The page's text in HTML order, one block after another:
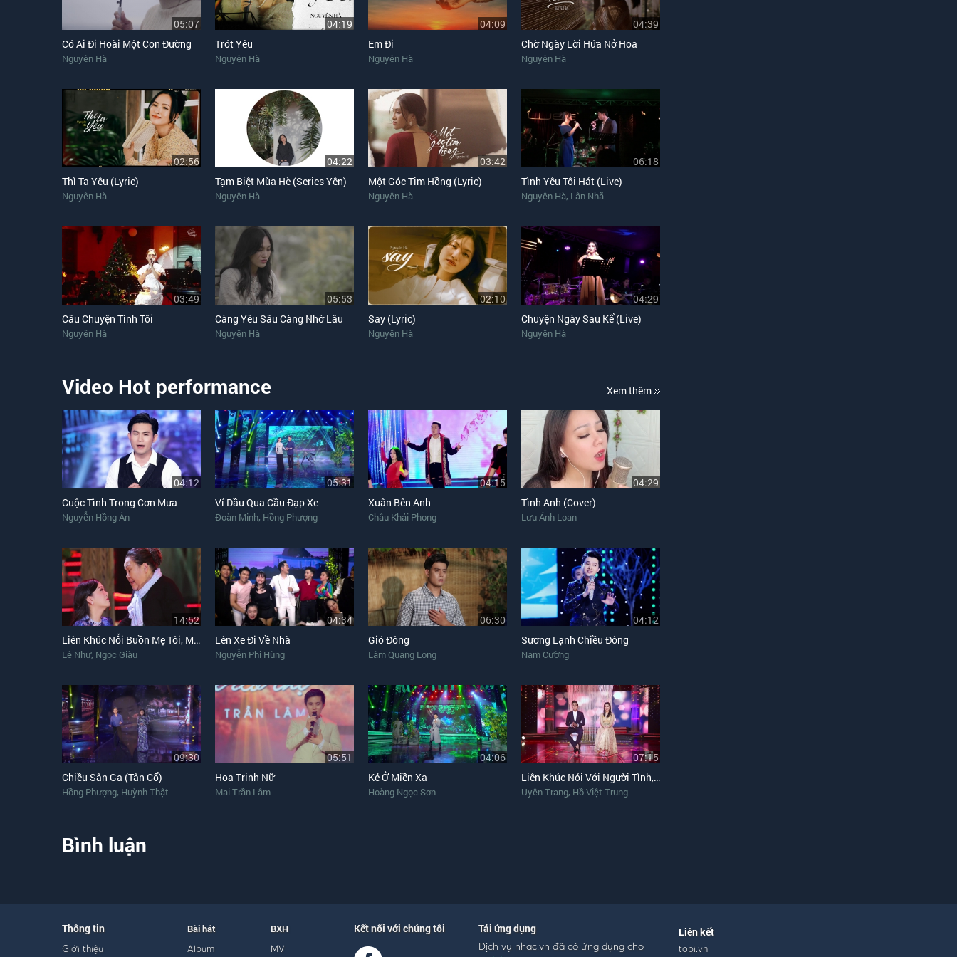
05:07
Có Ai Đi Hoài Một Con Đường
Nguyên Hà
04:19
Trót Yêu
Nguyên Hà
04:09
Em Đi
Nguyên Hà
04:39
Chờ Ngày Lời Hứa Nở Hoa
Nguyên Hà
02:56
Thì Ta Yêu (Lyric)
Nguyên Hà
04:22
Tạm Biệt Mùa Hè (Series Yên)
Nguyên Hà
03:42
Một Góc Tim Hồng (Lyric)
Nguyên Hà
06:18
Tình Yêu Tôi Hát (Live)
Nguyên Hà, Lân Nhã
03:49
Câu Chuyện Tình Tôi
Nguyên Hà
05:53
Càng Yêu Sâu Càng Nhớ Lâu
Nguyên Hà
02:10
Say (Lyric)
Nguyên Hà
04:29
Chuyện Ngày Sau Kể (Live)
Nguyên Hà
Video Hot performance Xem thêm
04:12
Cuộc Tình Trong Cơn Mưa
Nguyễn Hồng Ân
05:31
Ví Dầu Qua Cầu Đạp Xe
Đoàn Minh, Hồng Phượng
04:15
Xuân Bên Anh
Châu Khải Phong
04:29
Tình Anh (Cover)
Lưu Ánh Loan
14:52
Liên Khúc Nỗi Buồn Mẹ Tôi, Mẹ Đợi Con Về (Tân Cổ)
Lê Như, Ngọc Giàu
04:34
Lên Xe Đi Về Nhà
Nguyễn Phi Hùng
06:30
Gió Đông
Lâm Quang Long
04:12
Sương Lạnh Chiều Đông
Nam Cường
09:30
Chiều Sân Ga (Tân Cổ)
Hồng Phượng, Huỳnh Thật
05:51
Hoa Trinh Nữ
Mai Trần Lâm
04:06
Kẻ Ở Miền Xa
Hoàng Ngọc Sơn
07:15
Liên Khúc Nói Với Người Tình, Đừng Nói Xa Nhau
Uyên Trang, Hồ Việt Trung
Bình luận
Thông tin
Giới thiệu
Bài hát
Album
BXH
MV
Kết nối với chúng tôi Tải ứng dụng
Dịch vụ nhac.vn đã có ứng dụng cho
Liên kết
topi.vn